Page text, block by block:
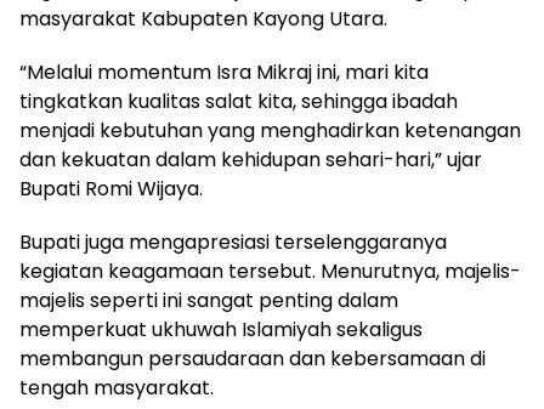
masyarakat Kabupaten Kayong Utara.
“Melalui momentum Isra Mikraj ini, mari kita
tingkatkan kualitas salat kita, sehingga ibadah
menjadi kebutuhan yang menghadirkan ketenangan
dan kekuatan dalam kehidupan sehari-hari,” ujar
Bupati Romi Wijaya.
Bupati juga mengapresiasi terselenggaranya
kegiatan keagamaan tersebut. Menurutnya, majelis-
majelis seperti ini sangat penting dalam
memperkuat ukhuwah Islamiyah sekaligus
membangun persaudaraan dan kebersamaan di
tengah masyarakat.